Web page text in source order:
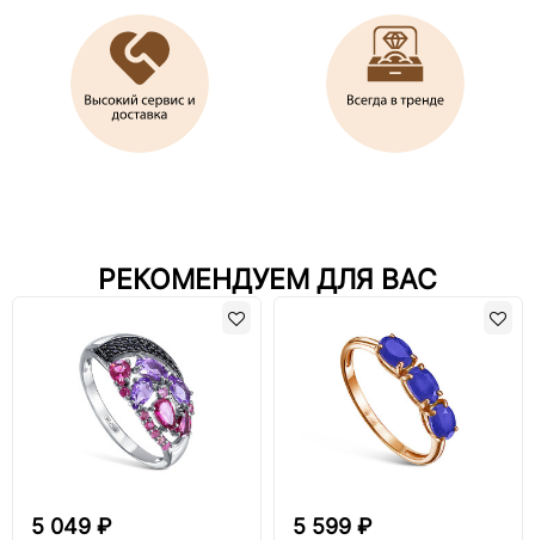
РЕКОМЕНДУЕМ ДЛЯ ВАС
5 049 ₽ 5 599 ₽